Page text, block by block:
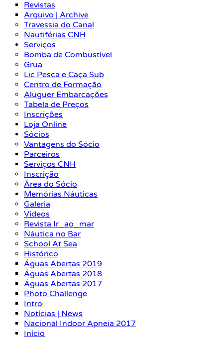
Revistas
Arquivo | Archive
Travessia do Canal
Nautiférias CNH
Serviços
Bomba de Combustível
Grua
Lic Pesca e Caça Sub
Centro de Formação
Aluguer Embarcações
Tabela de Preços
Inscrições
Loja Online
Sócios
Vantagens do Sócio
Parceiros
Serviços CNH
Inscrição
Área do Sócio
Memórias Náuticas
Galeria
Vídeos
Revista Ir_ao_mar
Náutica no Bar
School At Sea
Histórico
Águas Abertas 2019
Águas Abertas 2018
Águas Abertas 2017
Photo Challenge
Intro
Notícias | News
Nacional Indoor Apneia 2017
Início